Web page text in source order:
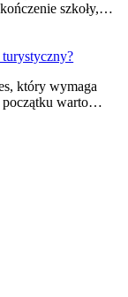
szkoły,…
który wymaga
początku warto…